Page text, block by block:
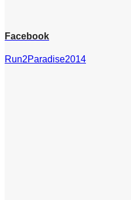
Facebook
Run2Paradise2014